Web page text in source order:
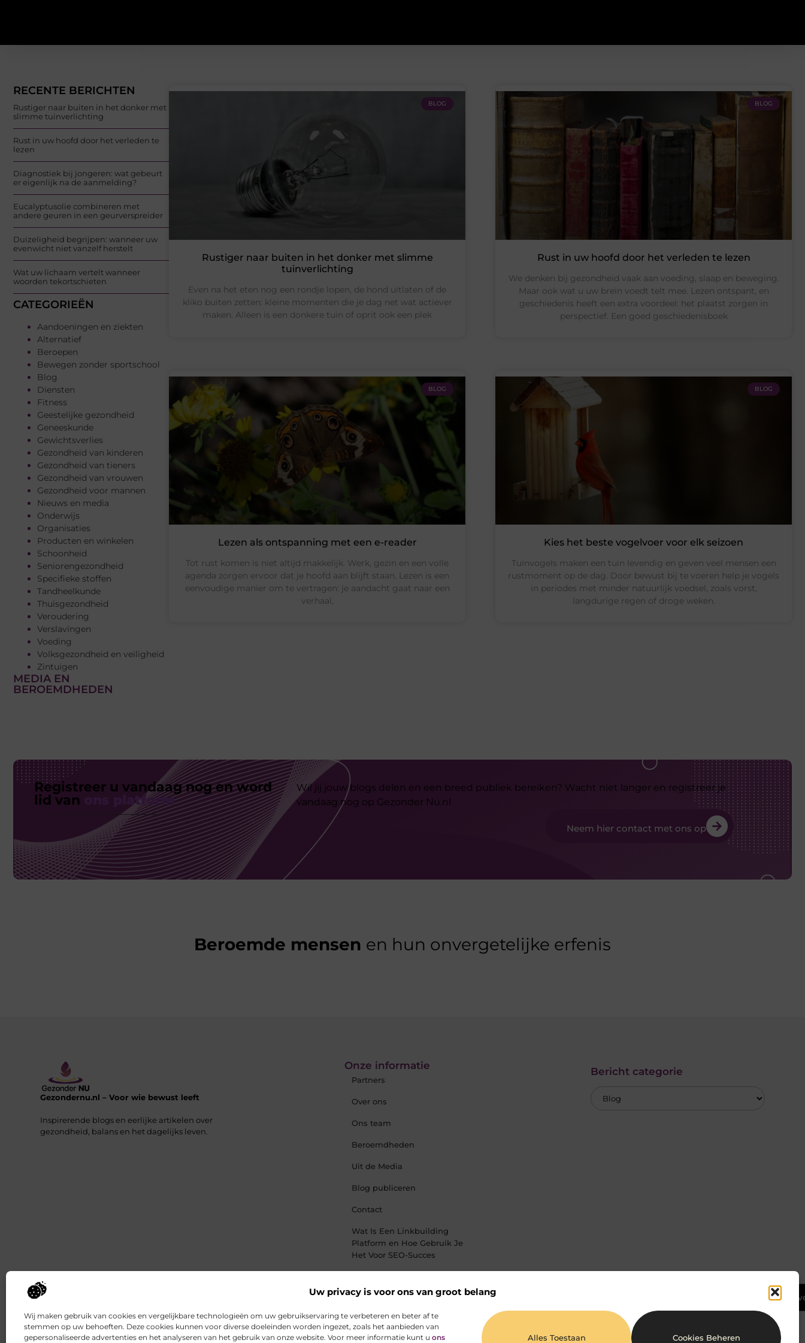
Uw privacy is voor ons van groot belang
Wij maken gebruik van cookies en vergelijkbare technologieën om uw gebruikservaring te verbeteren en beter af te
stemmen op uw behoeften. Deze cookies kunnen voor diverse doeleinden worden ingezet, zoals het aanbieden van
gepersonaliseerde advertenties en het analyseren van het gebruik van onze website. Voor meer informatie kunt u ons Alles Toestaan Cookies Beheren
Ga Naar
RECENTE BERICHTEN
Rustiger naar buiten in het donker met
slimme tuinverlichting
Rust in uw hoofd door het verleden te
lezen
Diagnostiek bij jongeren: wat gebeurt
er eigenlijk na de aanmelding?
Eucalyptusolie combineren met
andere geuren in een geurverspreider
Duizeligheid begrijpen: wanneer uw
evenwicht niet vanzelf herstelt
Wat uw lichaam vertelt wanneer
woorden tekortschieten
CATEGORIEËN
Aandoeningen en ziekten
Alternatief
Beroepen
Bewegen zonder sportschool
Blog
Diensten
Fitness
Geestelijke gezondheid
Geneeskunde
Gewichtsverlies
Gezondheid van kinderen
Gezondheid van tieners
Gezondheid van vrouwen
Gezondheid voor mannen
Nieuws en media
Onderwijs
Organisaties
Producten en winkelen
Schoonheid
Seniorengezondheid
Specifieke stoffen
Tandheelkunde
Thuisgezondheid
Veroudering
Verslavingen
Voeding
Volksgezondheid en veiligheid
Zintuigen
MEDIA EN
BEROEMDHEDEN
BLOG
Rustiger naar buiten in het donker met slimme
tuinverlichting
Even na het eten nog een rondje lopen, de hond uitlaten of de
kliko buiten zetten: kleine momenten die je dag net wat actiever
maken. Alleen is een donkere tuin of oprit ook een plek
BLOG
Rust in uw hoofd door het verleden te lezen
We denken bij gezondheid vaak aan voeding, slaap en beweging.
Maar ook wat u uw brein voedt telt mee. Lezen ontspant, en
geschiedenis heeft een extra voordeel: het plaatst zorgen in
perspectief. Een goed geschiedenisboek
BLOG
Lezen als ontspanning met een e-reader
Tot rust komen is niet altijd makkelijk. Werk, gezin en een volle
agenda zorgen ervoor dat je hoofd aan blijft staan. Lezen is een
eenvoudige manier om te vertragen: je aandacht gaat naar een
verhaal,
BLOG
Kies het beste vogelvoer voor elk seizoen
Tuinvogels maken een tuin levendig en geven veel mensen een
rustmoment op de dag. Door bewust bij te voeren help je vogels
in periodes met minder natuurlijk voedsel, zoals vorst,
langdurige regen of droge weken.
Registreer u vandaag nog en word
lid van
ons platform
Wil jij jouw blogs delen en een breed publiek bereiken? Wacht niet langer en registreer je
vandaag nog op Gezonder Nu.nl
Neem hier contact met ons op
Beroemde mensen en hun onvergetelijke erfenis
Gezondernu.nl – Voor wie bewust leeft
Inspirerende blogs en eerlijke artikelen over
gezondheid, balans en het dagelijks leven.
Onze informatie
Partners
Over ons
Ons team
Beroemdheden
Uit de Media
Blog publiceren
Contact
Wat Is Een Linkbuilding
Platform en Hoe Gebruik Je
Het Voor SEO-Succes
Website – Zo Maak Jij van je
Bericht categorie